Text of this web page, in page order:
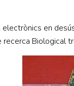
en
Biological